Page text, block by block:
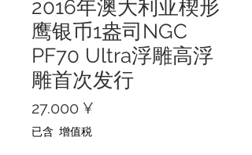
2016年澳大利亚楔形
鹰银币1盎司NGC
PF70 Ultra浮雕高浮
雕首次发行
27.000 ¥
已含 增值税